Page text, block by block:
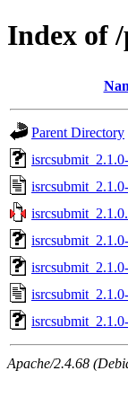
Index of
Parent Directory
Apache/2.4.68